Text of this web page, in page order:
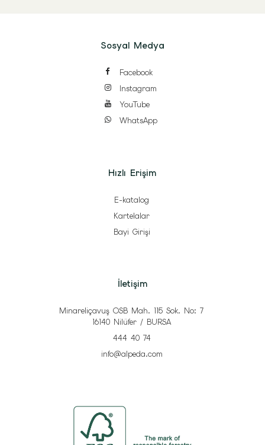
Sosyal Medya
Facebook
Instagram
YouTube
WhatsApp
Hızlı Erişim
E-katalog
Kartelalar
Bayi Girişi
İletişim
Minareliçavuş OSB Mah. 115 Sok. No: 7
16140 Nilüfer / BURSA
444 40 74
info@alpeda.com